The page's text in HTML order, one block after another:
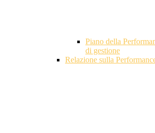
Piano della
di gestione
Relazione sulla